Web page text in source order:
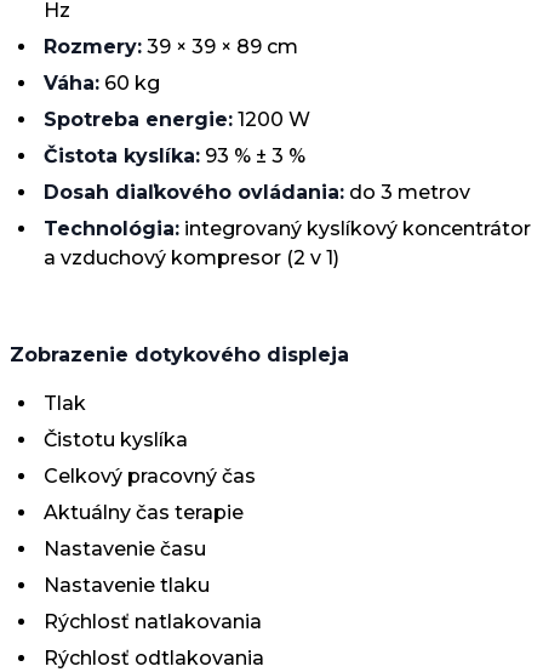
Hz
Rozmery: 39 × 39 × 89 cm
Váha: 60 kg
Spotreba energie: 1200 W
Čistota kyslíka: 93 % ± 3 %
Dosah diaľkového ovládania: do 3 metrov
Technológia: integrovaný kyslíkový koncentrátor
a vzduchový kompresor (2 v 1)
Zobrazenie dotykového displeja
Tlak
Čistotu kyslíka
Celkový pracovný čas
Aktuálny čas terapie
Nastavenie času
Nastavenie tlaku
Rýchlosť natlakovania
Rýchlosť odtlakovania